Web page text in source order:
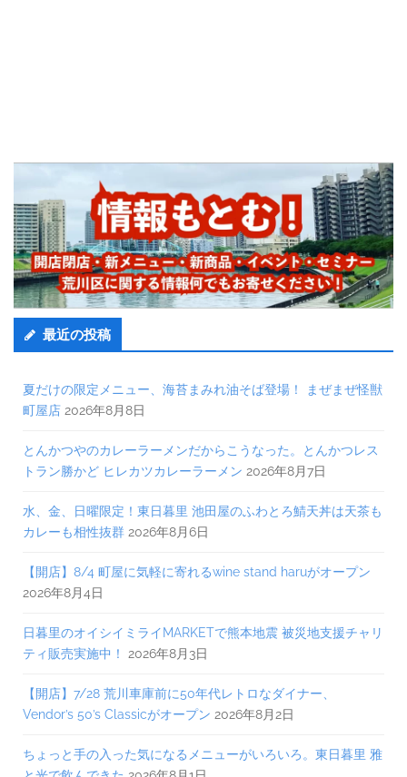
最近の投稿
夏だけの限定メニュー、海苔まみれ油そば登場！ まぜまぜ怪獣
町屋店 2026年8月8日
とんかつやのカレーラーメンだからこうなった。とんかつレス
トラン勝かど ヒレカツカレーラーメン 2026年8月7日
水、金、日曜限定！東日暮里 池田屋のふわとろ鯖天丼は天茶も
カレーも相性抜群 2026年8月6日
【開店】8/4 町屋に気軽に寄れるwine stand haruがオープン
2026年8月4日
日暮里のオイシイミライMARKETで熊本地震 被災地支援チャリ
ティ販売実施中！
2026年8月3日
【開店】7/28 荒川車庫前に50年代レトロなダイナー、
Vendor’s 50’s Classicがオープン 2026年8月2日
ちょっと手の入った気になるメニューがいろいろ。東日暮里 雅